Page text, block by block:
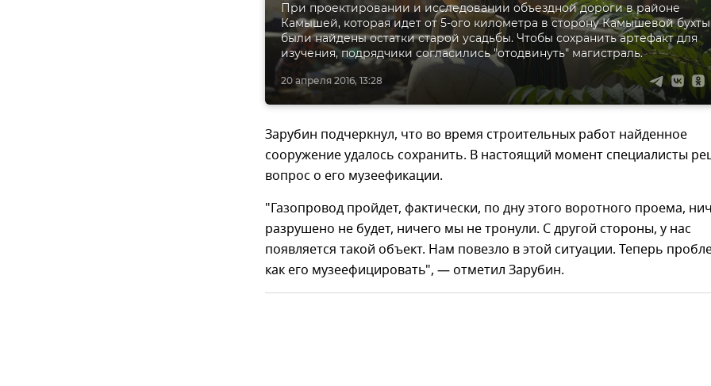
20 апреля 2016, 13:28
При проектировании и исследовании объездной дороги в районе
Камышей, которая идет от 5-ого километра в сторону Камышевой
были найдены остатки старой усадьбы. Чтобы сохранить артефакт для
изучения, подрядчики согласились "отодвинуть" магистраль.
Зарубин подчеркнул, что во время строительных работ найденное
сооружение удалось сохранить. В настоящий момент специалисты
вопрос о его музеефикации.
"Газопровод пройдет, фактически, по дну этого воротного проема,
разрушено не будет, ничего мы не тронули. С другой стороны, у нас
появляется такой объект. Нам повезло в этой ситуации. Теперь
как его музеефицировать", — отметил Зарубин.